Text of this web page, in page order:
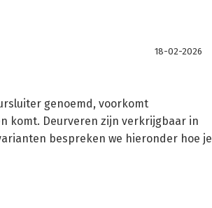
18-02-2026
genoemd, voorkomt
komt. Deurveren zijn verkrijgbaar in
bespreken we hieronder hoe je